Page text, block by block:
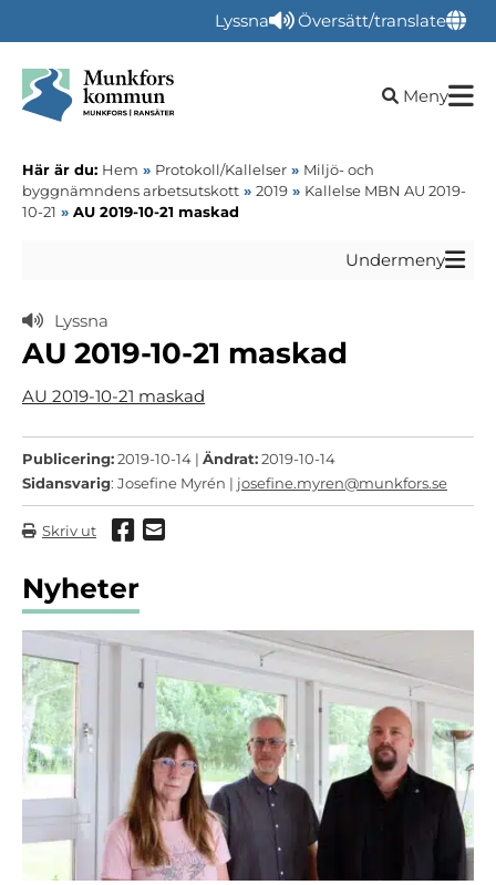
Lyssna Översätt/translate
Öppna
Meny
Här är du: Hem » Protokoll/Kallelser » Miljö- och
byggnämndens arbetsutskott » 2019 » Kallelse MBN AU 2019-
10-21 » AU 2019-10-21 maskad
Undermeny
Lyssna
AU 2019-10-21 maskad
AU 2019-10-21 maskad
Publicering:2019-10-14 | Ändrat:2019-10-14
Sidansvarig: Josefine Myrén | josefine.myren@munkfors.se
Skriv ut Dela via Facebook
Dela via mail
Nyheter